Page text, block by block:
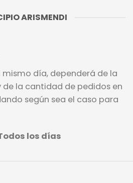
ARISMENDI
mismo día, dependerá de la
de la cantidad de pedidos en
según sea el caso para
los días